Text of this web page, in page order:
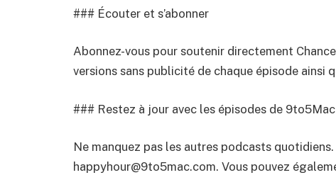
### Écouter et s’abonner
Abonnez-vous pour soutenir directement
versions sans publicité de chaque épisode ainsi
### Restez à jour avec les épisodes de
Ne manquez pas les autres podcasts
happyhour@9to5mac.com. Vous pouvez